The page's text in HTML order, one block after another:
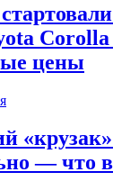
Corolla
цены
— что